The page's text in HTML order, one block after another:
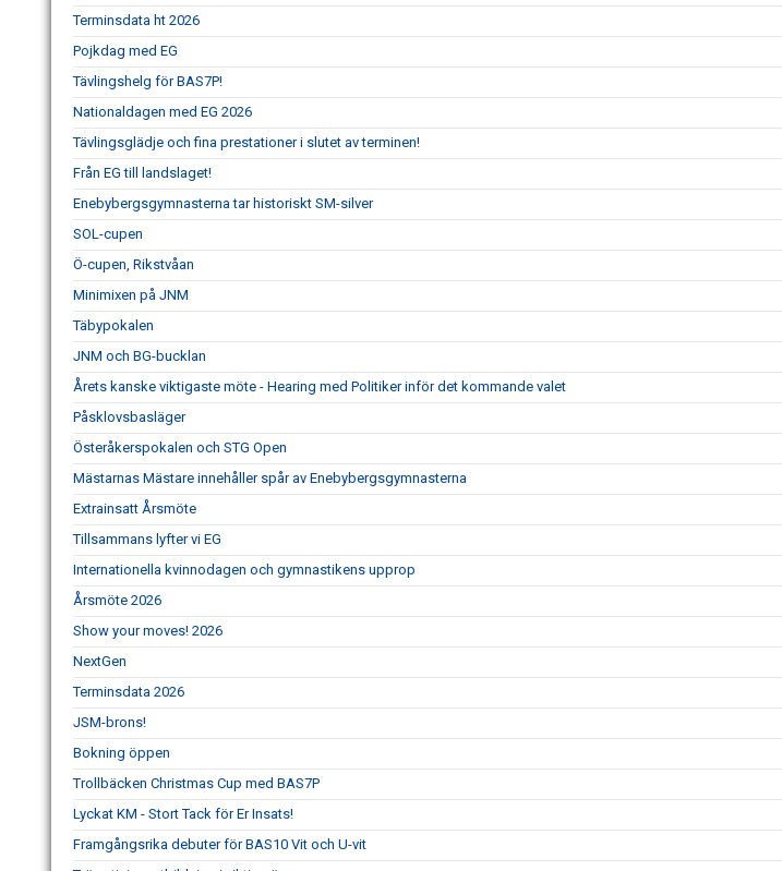
Terminsdata ht 2026
Pojkdag med EG
Tävlingshelg för BAS7P!
Nationaldagen med EG 2026
Tävlingsglädje och fina prestationer i slutet av terminen!
Från EG till landslaget!
Enebybergsgymnasterna tar historiskt SM-silver
SOL-cupen
Ö-cupen, Rikstvåan
Minimixen på JNM
Täbypokalen
JNM och BG-bucklan
Årets kanske viktigaste möte - Hearing med Politiker inför det kommande valet
Påsklovsbasläger
Österåkerspokalen och STG Open
Mästarnas Mästare innehåller spår av Enebybergsgymnasterna
Extrainsatt Årsmöte
Tillsammans lyfter vi EG
Internationella kvinnodagen och gymnastikens upprop
Årsmöte 2026
Show your moves! 2026
NextGen
Terminsdata 2026
JSM-brons!
Bokning öppen
Trollbäcken Christmas Cup med BAS7P
Lyckat KM - Stort Tack för Er Insats!
Framgångsrika debuter för BAS10 Vit och U-vit